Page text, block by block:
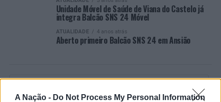
A Nação - Do Not Process My Personal Information
Unidade Móvel de Saúde de Viana do Castelo já
integra Balcão SNS 24 Móvel
ATUALIDADE 4 anos atrás
Aberto primeiro Balcão SNS 24 em Ansião